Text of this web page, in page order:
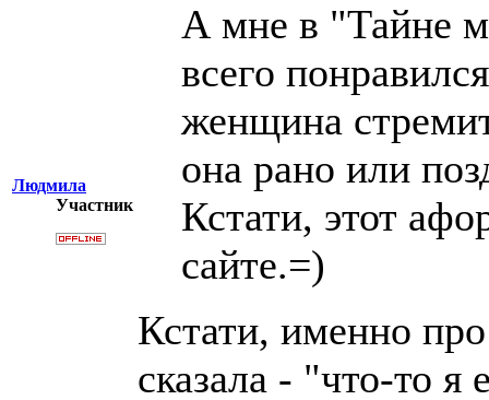
Людмила
Участник
А мне в "Тайне
всего
женщина
она рано или
Кстати, этот
сайте.=)
Кстати, именно
сказала - "что-то